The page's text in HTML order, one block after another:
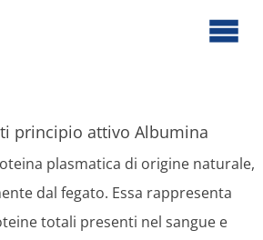
principio attivo Albumina
plasmatica di origine naturale,
dal fegato. Essa rappresenta
totali presenti nel sangue e